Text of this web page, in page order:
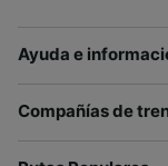
Ayuda e
Compañías de